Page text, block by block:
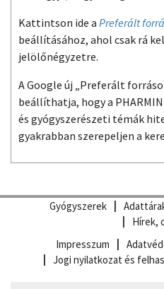
Kattintson ide a Preferált
beállításához, ahol csak rá
jelölőnégyzetre.
A Google új „Preferált
beállíthatja, hogy a
és gyógyszerészeti témák
gyakrabban szerepeljen a
Gyógyszerek
Hírek,
Impresszum
Jogi nyilatkozat és